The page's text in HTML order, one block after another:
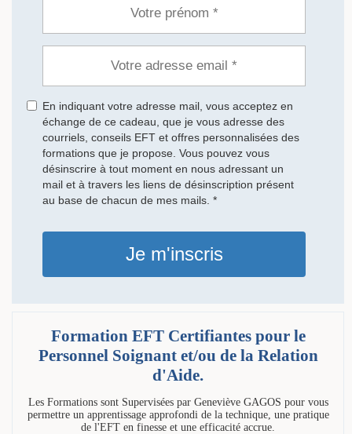
En indiquant votre adresse mail, vous acceptez en
échange de ce cadeau, que je vous adresse des
courriels, conseils EFT et offres personnalisées des
formations que je propose. Vous pouvez vous
désinscrire à tout moment en nous adressant un
mail et à travers les liens de désinscription présent
au base de chacun de mes mails. *
Je m'inscris
Formation EFT Certifiantes pour le
Personnel Soignant et/ou de la Relation
d'Aide.
Les Formations sont Supervisées par Geneviève GAGOS pour vous
permettre un apprentissage approfondi de la technique, une pratique
de l'EFT en finesse et une efficacité accrue.